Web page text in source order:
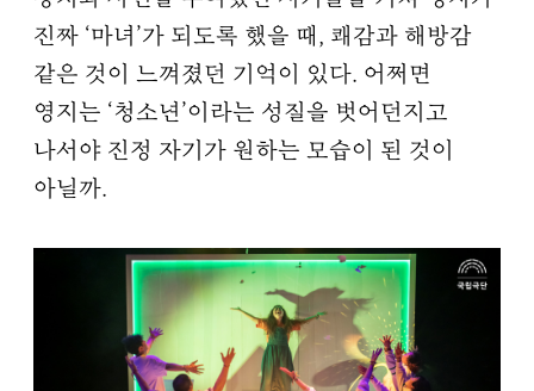
진짜 ‘마녀’가 되도록 했을 때, 쾌감과 해방감
같은 것이 느껴졌던 기억이 있다. 어쩌면
영지는 ‘청소년’이라는 성질을 벗어던지고
나서야 진정 자기가 원하는 모습이 된 것이
아닐까.